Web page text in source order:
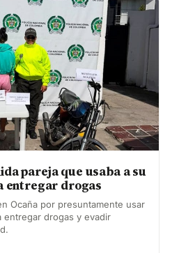
pareja que usaba a su
entregar drogas
Ocaña por presuntamente usar
entregar drogas y evadir